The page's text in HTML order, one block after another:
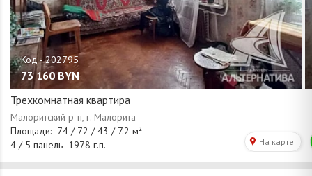
73 160 BYN
Трехкомнатная квартира